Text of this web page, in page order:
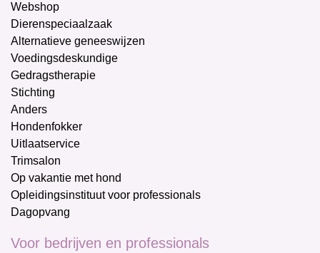
Webshop
Dierenspeciaalzaak
Alternatieve geneeswijzen
Voedingsdeskundige
Gedragstherapie
Stichting
Anders
Hondenfokker
Uitlaatservice
Trimsalon
Op vakantie met hond
Opleidingsinstituut voor professionals
Dagopvang
Voor bedrijven en professionals